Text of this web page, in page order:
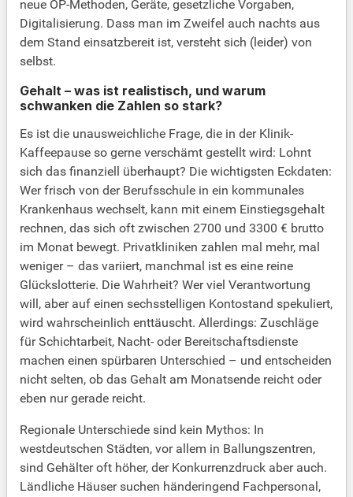
neue OP-Methoden, Geräte, gesetzliche Vorgaben,
Digitalisierung. Dass man im Zweifel auch nachts aus
dem Stand einsatzbereit ist, versteht sich (leider) von
selbst.
Gehalt – was ist realistisch, und warum
schwanken die Zahlen so stark?
Es ist die unausweichliche Frage, die in der Klinik-
Kaffeepause so gerne verschämt gestellt wird: Lohnt
sich das finanziell überhaupt? Die wichtigsten Eckdaten:
Wer frisch von der Berufsschule in ein kommunales
Krankenhaus wechselt, kann mit einem Einstiegsgehalt
rechnen, das sich oft zwischen 2700 und 3300 € brutto
im Monat bewegt. Privatkliniken zahlen mal mehr, mal
weniger – das variiert, manchmal ist es eine reine
Glückslotterie. Die Wahrheit? Wer viel Verantwortung
will, aber auf einen sechsstelligen Kontostand spekuliert,
wird wahrscheinlich enttäuscht. Allerdings: Zuschläge
für Schichtarbeit, Nacht- oder Bereitschaftsdienste
machen einen spürbaren Unterschied – und entscheiden
nicht selten, ob das Gehalt am Monatsende reicht oder
eben nur gerade reicht.
Regionale Unterschiede sind kein Mythos: In
westdeutschen Städten, vor allem in Ballungszentren,
sind Gehälter oft höher, der Konkurrenzdruck aber auch.
Ländliche Häuser suchen händeringend Fachpersonal,